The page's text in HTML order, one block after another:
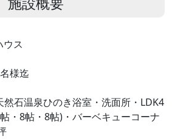
ウス
様迄
石温泉ひのき浴室・洗面所・LDK4
・8帖・8帖)・バーベキューコーナ